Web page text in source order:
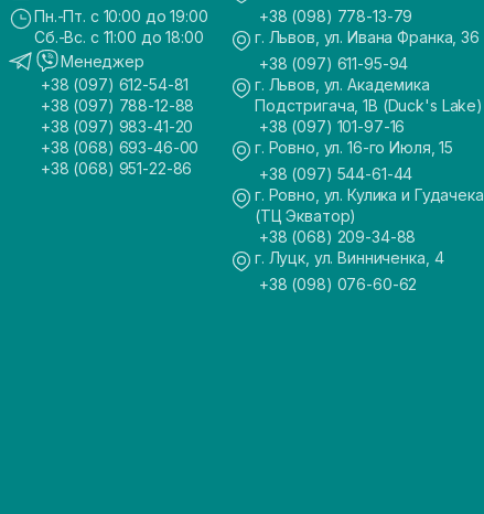
Пн.-Пт. с 10:00 до 19:00
Сб.-Вс. с 11:00 до 18:00
Менеджер
+38 (097) 612-54-81
+38 (097) 788-12-88
+38 (097) 983-41-20
+38 (068) 693-46-00
+38 (068) 951-22-86
+38 (098) 778-13-79
г. Львов, ул. Ивана Франка, 36
+38 (097) 611-95-94
г. Львов, ул. Академика
Подстригача, 1В (Duck's Lake)
+38 (097) 101-97-16
г. Ровно, ул. 16-го Июля, 15
+38 (097) 544-61-44
г. Ровно, ул. Кулика и
(ТЦ Экватор)
+38 (068) 209-34-88
г. Луцк, ул. Винниченка, 4
+38 (098) 076-60-62